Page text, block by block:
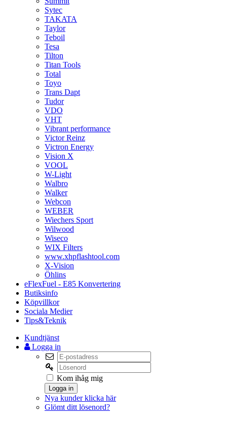
Sytec
TAKATA
Taylor
Teboil
Tesa
Tilton
Titan Tools
Total
Toyo
Trans Dapt
Tudor
VDO
VHT
Vibrant performance
Victor Reinz
Victron Energy
Vision X
VOOL
W-Light
Walbro
Walker
Webcon
WEBER
Wiechers Sport
Wilwood
Wiseco
WIX Filters
www.xhpflashtool.com
X-Vision
Öhlins
eFlexFuel - E85 Konvertering
Butiksinfo
Köpvillkor
Sociala Medier
Tips&Teknik
Kundtjänst
Logga in
Kom ihåg mig
Logga in
Nya kunder klicka här
Glömt ditt lösenord?